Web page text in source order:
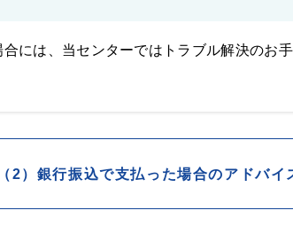
には、当センターではトラブル解決のお
（2）銀行振込で支払った場合のアドバイ